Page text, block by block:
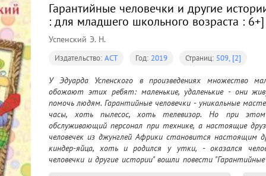
Гарантийные человечки и другие
: для младшего школьного возраста : 6+]
Успенский Э. Н.
Издательство: АСТ Год: 2019 Страниц: 509, [2]
У Эдуарда Успенского в произведениях множество
обожают этих ребят: маленькие, удаленькие - они
помочь людям. Гарантийные человечки - уникальные
часы, хоть пылесос, хоть телевизор. Но при
обслуживающий персонал при технике, а настоящие
человечек из джунглей Африки становится настоящим
киндер-яйца, хоть и родился у утки, - оказался
человечки и другие истории" вошли повести